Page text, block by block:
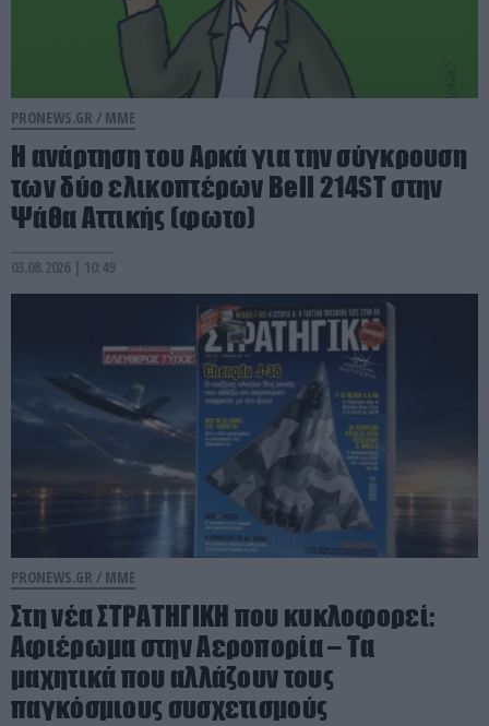
PRONEWS.GR / ΜΜΕ
Η ανάρτηση του Αρκά για την σύγκρουση
των δύο ελικοπτέρων Bell 214ST στην
Ψάθα Αττικής (φωτο)
03.08.2026 | 10:49
PRONEWS.GR / ΜΜΕ
Στη νέα ΣΤΡΑΤΗΓΙΚΗ που κυκλοφορεί:
Αφιέρωμα στην Αεροπορία – Τα
μαχητικά που αλλάζουν τους
παγκόσμιους συσχετισμούς